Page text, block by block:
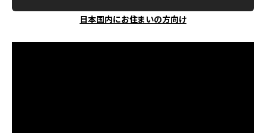
日本国内にお住まいの方向け